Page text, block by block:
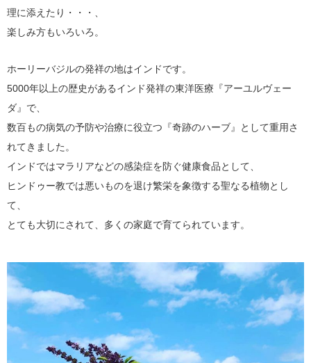
理に添えたり・・・、
楽しみ方もいろいろ。
ホーリーバジルの発祥の地はインドです。
5000年以上の歴史があるインド発祥の東洋医療『アーユルヴェー
ダ』で、
数百もの病気の予防や治療に役立つ『奇跡のハーブ』として重用さ
れてきました。
インドではマラリアなどの感染症を防ぐ健康食品として、
ヒンドゥー教では悪いものを退け繁栄を象徴する聖なる植物とし
て、
とても大切にされて、多くの家庭で育てられています。